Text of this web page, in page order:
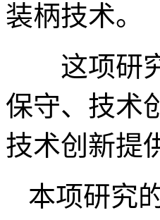
装柄技术。
这项研究
保守、技术
技术创新提
本项研究